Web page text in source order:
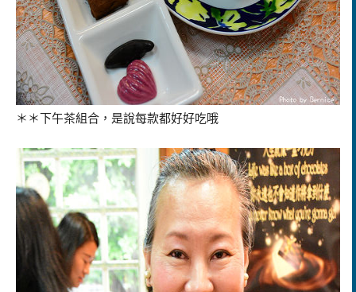
＊＊下午茶組合，是說每款都好好吃哦